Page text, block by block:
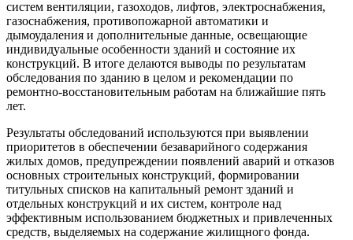
систем вентиляции, газоходов, лифтов, электроснабжения,
газоснабжения, противопожарной автоматики и
дымоудаления и дополнительные данные, освещающие
индивидуальные особенности зданий и состояние их
конструкций. В итоге делаются выводы по результатам
обследования по зданию в целом и рекомендации по
ремонтно-восстановительным работам на ближайшие пять
лет.
Результаты обследований используются при выявлении
приоритетов в обеспечении безаварийного содержания
жилых домов, предупреждении появлений аварий и отказов
основных строительных конструкций, формировании
титульных списков на капитальный ремонт зданий и
отдельных конструкций и их систем, контроле над
эффективным использованием бюджетных и привлеченных
средств, выделяемых на содержание жилищного фонда.